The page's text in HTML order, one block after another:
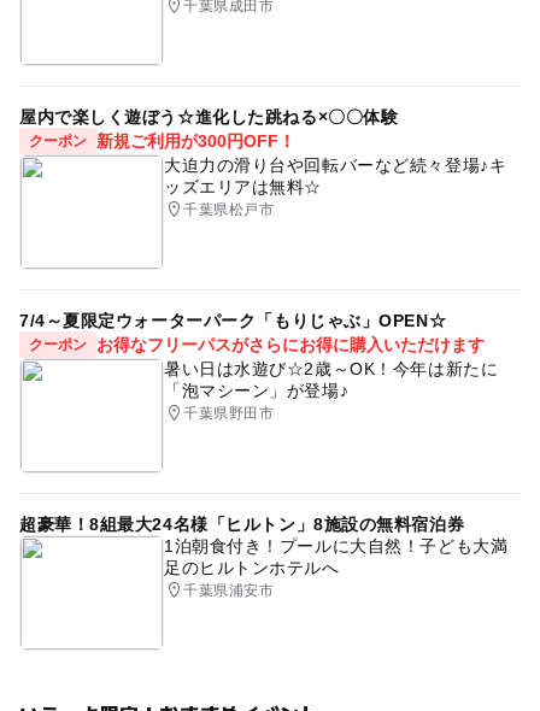
・DVD-Rでのデータお渡し：2,200円（税込）
応募方法
このイベントの受付は終了しました。
予約ページ
千葉県成田市
屋内で楽しく遊ぼう☆進化した跳ねる×〇〇体験
クーポン
新規ご利用が300円OFF！
大迫力の滑り台や回転バーなど続々登場♪キ
ッズエリアは無料☆
千葉県松戸市
7/4～夏限定ウォーターパーク「もりじゃぶ」OPEN☆
クーポン
お得なフリーパスがさらにお得に購入いただけます
暑い日は水遊び☆2歳～OK！今年は新たに
「泡マシーン」が登場♪
千葉県野田市
超豪華！8組最大24名様「ヒルトン」8施設の無料宿泊券
1泊朝食付き！プールに大自然！子ども大満
足のヒルトンホテルへ
千葉県浦安市